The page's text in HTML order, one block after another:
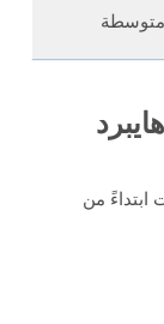
متوسطة
سعر سيارة تويوتا ياريس 1.5 هايبرد
في الإمارات ابتداءً من